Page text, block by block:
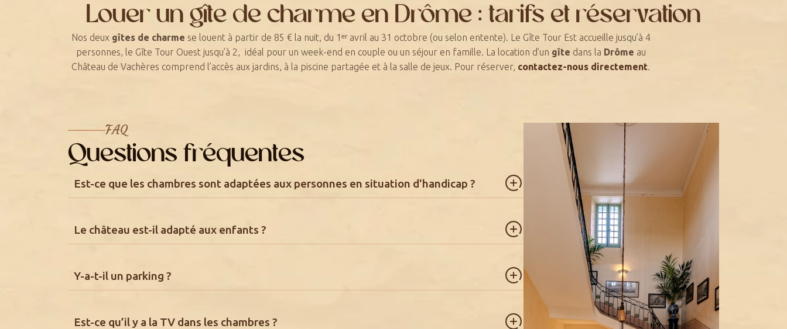
Louer un gîte de charme en Drôme : tarifs et réservation
Nos deux gîtes de charme se louent à partir de 85 € la nuit, du 1ᵉʳ avril au 31 octobre (ou selon entente). Le Gîte Tour Est accueille jusqu’à 4
personnes, le Gîte Tour Ouest jusqu’à 2, idéal pour un week-end en couple ou un séjour en famille. La location d’un gîte dans la Drôme au
Château de Vachères comprend l’accès aux jardins, à la piscine partagée et à la salle de jeux. Pour réserver, contactez-nous directement.
FAQ
Questions fréquentes
Est-ce que les chambres sont adaptées aux personnes en situation d'handicap ?
Le château est-il adapté aux enfants ?
Y-a-t-il un parking ?
Est-ce qu’il y a la TV dans les chambres ?